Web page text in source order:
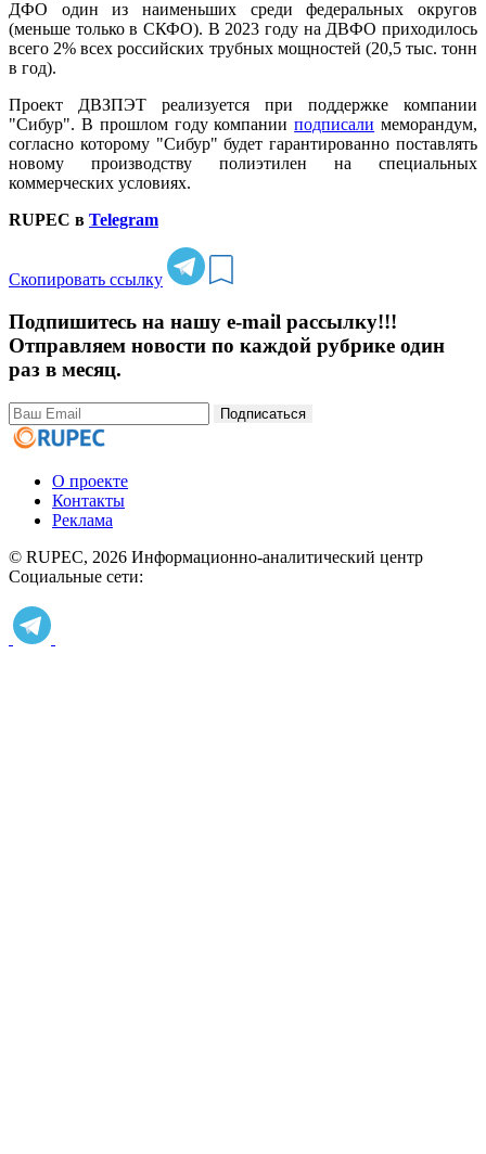
ДФО один из наименьших среди федеральных округов
(меньше только в СКФО). В 2023 году на ДВФО приходилось
всего 2% всех российских трубных мощностей (20,5 тыс. тонн
в год).
Проект ДВЗПЭТ реализуется при поддержке компании
"Сибур". В прошлом году компанииподписали меморандум,
согласно которому "Сибур" будет гарантированно поставлять
новому производству полиэтилен на специальных
коммерческих условиях.
RUPEC в Telegram
Скопировать ссылку
Подпишитесь на нашу e-mail рассылку!!!
Отправляем новости по каждой рубрике один
раз в месяц.
Подписаться
О проекте
Контакты
Реклама
© RUPEC, 2026 Информационно-аналитический центр
Социальные сети: